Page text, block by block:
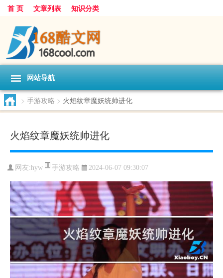
首 页 文章列表 知识分类
网站导航
> 手游攻略 > 火焰纹章魔妖统帅进化
火焰纹章魔妖统帅进化
网友:hyw 手游攻略 2024-06-07 09:30:07